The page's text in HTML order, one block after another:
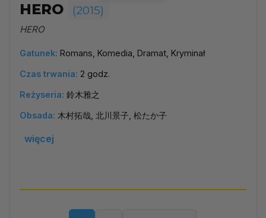
HERO (2015)
HERO
Gatunek: Romans, Komedia, Dramat, Kryminał
Czas trwania: 2 godz.
Reżyseria: 鈴木雅之
Obsada: 木村拓哉, 北川景子, 松たか子
więcej